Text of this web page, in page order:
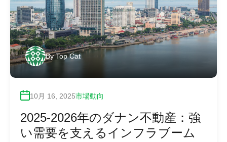
By Top Cat
10月 16, 2025市場動向
2025-2026年のダナン不動産：強
い需要を支えるインフラブーム